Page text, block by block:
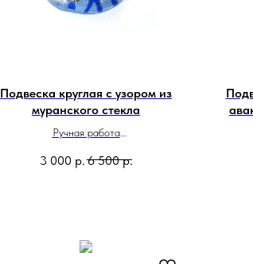
Подвеска круглая с узором из
муранского стекла
Ручная работа
3 000 р.6 500 р.